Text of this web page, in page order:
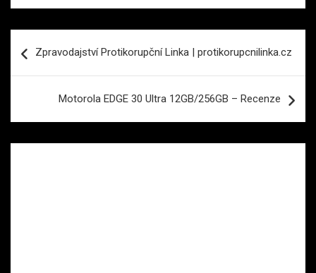
proZpravodajství Protikorupční Linka | protikorupcnilinka.cz
Motorola EDGE 30 Ultra 12GB/256GB – Recenze